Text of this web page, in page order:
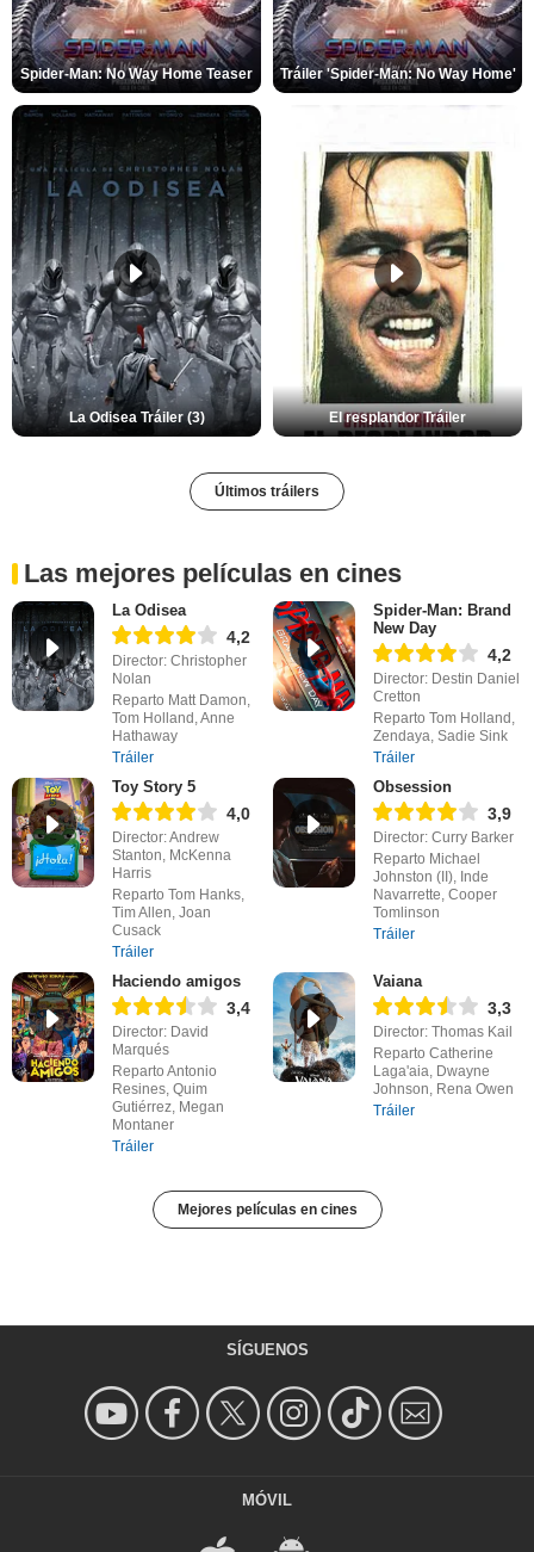
Spider-Man: No Way Home Teaser Tráiler 'Spider-Man: No Way Home'
La Odisea Tráiler (3) El resplandor Tráiler
Últimos tráilers
Las mejores películas en cines
La Odisea
4,2
Director: Christopher
Nolan
Reparto Matt Damon,
Tom Holland, Anne
Hathaway
Tráiler
Spider-Man: Brand
New Day
4,2
Director: Destin Daniel
Cretton
Reparto Tom Holland,
Zendaya, Sadie Sink
Tráiler
Toy Story 5
4,0
Director: Andrew
Stanton, McKenna
Harris
Reparto Tom Hanks,
Tim Allen, Joan
Cusack
Tráiler
Obsession
3,9
Director: Curry Barker
Reparto Michael
Johnston (II), Inde
Navarrette, Cooper
Tomlinson
Tráiler
Haciendo amigos
3,4
Director: David
Marqués
Reparto Antonio
Resines, Quim
Gutiérrez, Megan
Montaner
Tráiler
Vaiana
3,3
Director: Thomas Kail
Reparto Catherine
Laga'aia, Dwayne
Johnson, Rena Owen
Tráiler
Mejores películas en cines
SÍGUENOS
MÓVIL